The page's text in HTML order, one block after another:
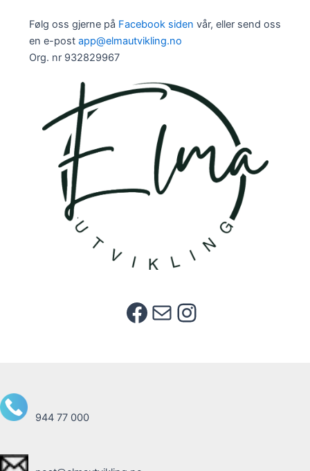
Følg oss gjerne på Facebook siden vår, eller send oss
en e-post app@elmautvikling.no
Org. nr 932829967
Facebook
E-postInstagram
944 77 000